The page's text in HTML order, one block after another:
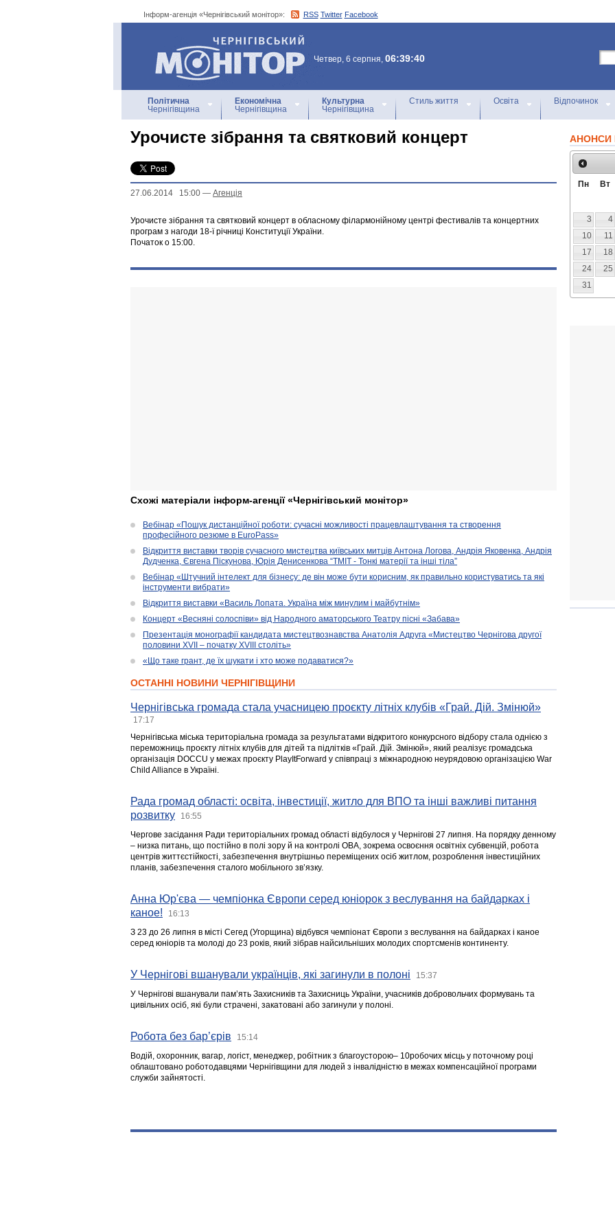
Інформ-агенція «Чернігівський монітор»: RSS Twitter Facebook
Інформ-агенція
«Чернігівський монітор»
Четвер, 6 серпня, 06:39:40
Політична
Чернігівщина
Економічна
Чернігівщина
Культурна
Чернігівщина
Стиль життя Освіта Відпочинок
Урочисте зібрання та святковий концерт
27.06.2014 15:00 — Агенцiя
Урочисте зібрання та святковий концерт в обласному філармонійному центрі фестивалів та концертних
програм з нагоди 18-ї річниці Конституції України.
Початок о 15:00.
Схожі матеріали інформ-агенції «Чернігівський монітор»
Вебінар «Пошук дистанційної роботи: сучасні можливості працевлаштування та створення
професійного резюме в EuroPass»
Відкриття виставки творів сучасного мистецтва київських митців Антона Логова, Андрія Яковенка, Андрія
Дудченка, Євгена Піскунова, Юрія Денисенкова “ТМІТ - Тонкі матерії та інші тіла”
Вебінар «Штучний інтелект для бізнесу: де він може бути корисним, як правильно користуватись та які
інструменти вибрати»
Відкриття виставки «Василь Лопата. Україна між минулим і майбутнім»
Концерт «Весняні солоспіви» від Народного аматорського Театру пісні «Забава»
Презентація монографії кандидата мистецтвознавства Анатолія Адруга «Мистецтво Чернігова другої
половини XVII – початку XVIII століть»
«Що таке грант, де їх шукати і хто може подаватися?»
ОСТАННІ НОВИНИ ЧЕРНІГІВЩИНИ
Чернігівська громада стала учасницею проєкту літніх клубів «Грай. Дій. Змінюй»
17:17
Чернігівська міська територіальна громада за результатами відкритого конкурсного відбору стала однією з
переможниць проєкту літніх клубів для дітей та підлітків «Грай. Дій. Змінюй», який реалізує громадська
організація DOCCU у межах проєкту PlayItForward у співпраці з міжнародною неурядовою організацією War
Child Alliance в Україні.
Рада громад області: освіта, інвестиції, житло для ВПО та інші важливі питання
розвитку
16:55
Чергове засідання Ради територіальних громад області відбулося у Чернігові 27 липня. На порядку денному
– низка питань, що постійно в полі зору й на контролі ОВА, зокрема освоєння освітніх субвенцій, робота
центрів життєстійкості, забезпечення внутрішньо переміщених осіб житлом, розроблення інвестиційних
планів, забезпечення сталого мобільного зв’язку.
Анна Юр'єва — чемпіонка Європи серед юніорок з веслування на байдарках і
каное!
16:13
З 23 до 26 липня в місті Сегед (Угорщина) відбувся чемпіонат Європи з веслування на байдарках і каное
серед юніорів та молоді до 23 років, який зібрав найсильніших молодих спортсменів континенту.
У Чернігові вшанували українців, які загинули в полоні 15:37
У Чернігові вшанували пам’ять Захисників та Захисниць України, учасників добровольчих формувань та
цивільних осіб, які були страчені, закатовані або загинули у полоні.
Робота без бар’єрів 15:14
Водій, охоронник, вагар, логіст, менеджер, робітник з благоусторою– 10робочих місць у поточному році
облаштовано роботодавцями Чернігівщини для людей з інвалідністю в межах компенсаційної програми
служби зайнятості.
АНОНСИ
Пн Вт
3
4
10
11
17
18
24
25
31